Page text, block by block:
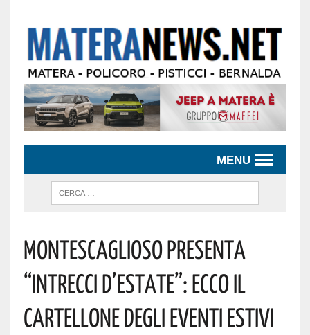
MENU
Montescaglioso Presenta
“Intrecci D’estate”: Ecco Il
Cartellone Degli Eventi Estivi